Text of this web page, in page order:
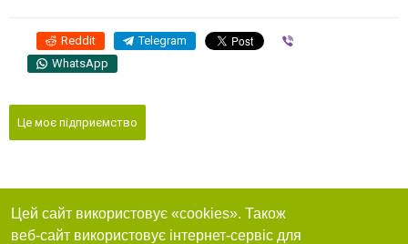
Reddit Telegram
WhatsApp
Це моє підприємство
Цей сайт використовує «cookies». Також
веб-сайт використовує інтернет-сервіс для